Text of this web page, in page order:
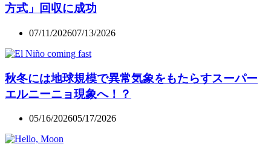
方式」回収に成功
07/11/202607/13/2026
秋冬には地球規模で異常気象をもたらすスーパー
エルニーニョ現象へ！？
05/16/202605/17/2026